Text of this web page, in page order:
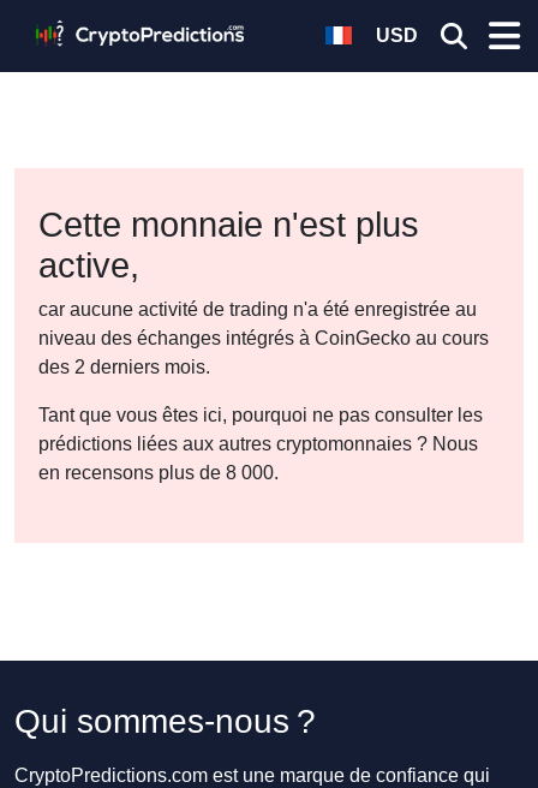
USD
Cette monnaie n'est plus
active,
car aucune activité de trading n'a été enregistrée au
niveau des échanges intégrés à CoinGecko au cours
des 2 derniers mois.
Tant que vous êtes ici, pourquoi ne pas consulter les
prédictions liées aux autres cryptomonnaies ? Nous
en recensons plus de 8 000.
Qui sommes-nous ?
CryptoPredictions.com est une marque de confiance qui